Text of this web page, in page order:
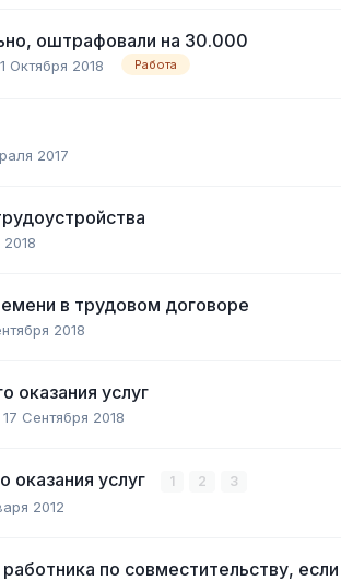
оштрафовали на 30.000
1 Октября 2018 Работа
2017
в трудовом договоре
2018
оказания услуг
17 Сентября 2018
оказания услуг 1 2 3
2012
по совместительству,